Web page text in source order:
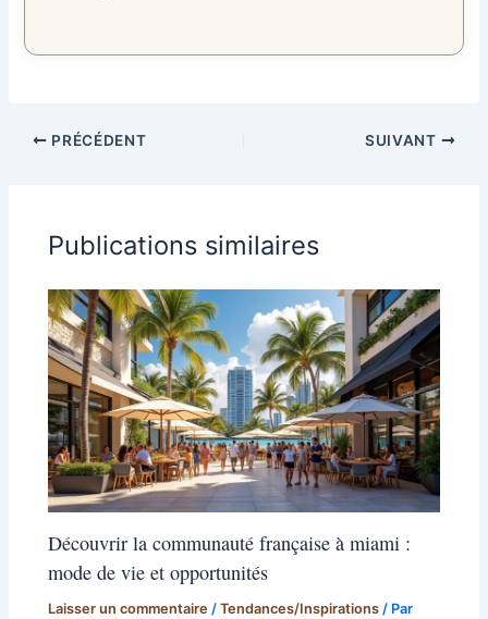
PRÉCÉDENT SUIVANT
Publications similaires
Découvrir la communauté française à miami :
mode de vie et opportunités
Laisser un commentaire /Tendances/Inspirations / Par